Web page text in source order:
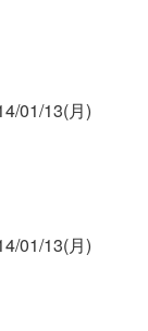
01/13(月)
01/13(月)